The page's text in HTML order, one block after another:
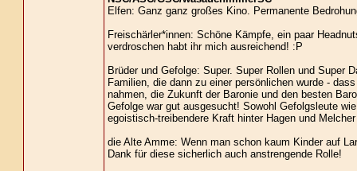
Elfen: Ganz ganz großes Kino. Permanente
Freischärler*innen: Schöne Kämpfe, ein paar
verdroschen habt ihr mich ausreichend! :P
Brüder und Gefolge: Super. Super Rollen und Super
Familien, die dann zu einer persönlichen wurde -
nahmen, die Zukunft der Baronie und den besten
Gefolge war gut ausgesucht! Sowohl Gefolgsleute
egoistisch-treibendere Kraft hinter Hagen und
die Alte Amme: Wenn man schon kaum Kinder auf
Dank für diese sicherlich auch anstrengende Rolle!